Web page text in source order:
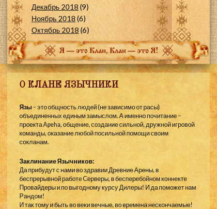
Декабрь 2018 (9)
Ноябрь 2018 (6)
Октябрь 2018 (6)
О КЛАНЕ ЯЗЫЧНИКИ
Язы – это общность людей (не зависимо от расы)
объединенных единым замыслом. А именно почитание –
проекта Apeha, общение, создание сильной, дружной игровой
команды, оказание любой посильной помощи своим
сокланам.
Заклинание Язычников:
Да прибудут с нами во здравии Древние Арены, в
беспрерывной работе Серверы, в бесперебойном коннекте
Провайдеры и по выгодному курсу Дилеры! И да поможет нам
Рандом!
И так тому и быть во веки вечные, во времена нескончаемые!